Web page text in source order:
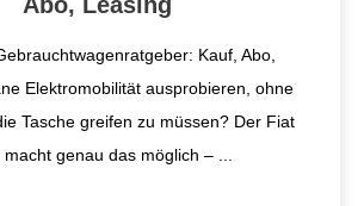
Kauf, Abo,
Elektromobilität ausprobieren, ohne
Tasche greifen zu müssen? Der Fiat
macht genau das möglich –